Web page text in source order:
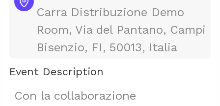
Carra Distribuzione Demo
Room, Via del Pantano, Campi
Bisenzio, FI, 50013, Italia
Event Description
Con la collaborazione